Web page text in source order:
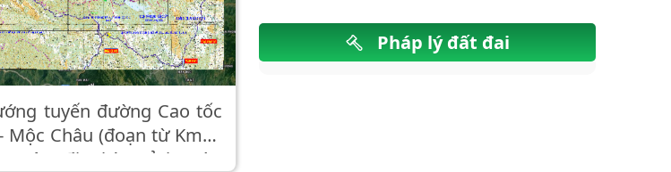
tuyến đường Cao tốc
Mộc Châu (đoạn từ Km19
trên địa bàn tỉnh Hòa
Pháp lý đất đai